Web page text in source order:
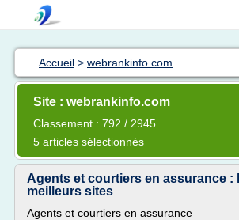
Accueil > webrankinfo.com
Site : webrankinfo.com
Classement : 792 / 2945
5 articles sélectionnés
Agents et courtiers en assurance :
meilleurs sites
Agents et courtiers en assurance